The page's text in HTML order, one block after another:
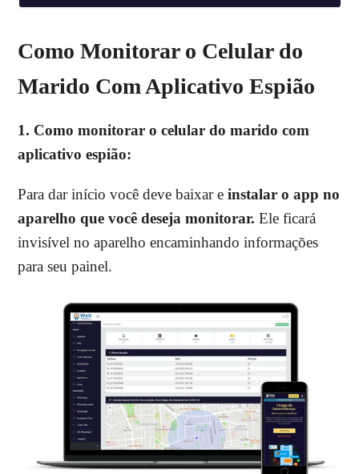
Como Monitorar o Celular do
Marido Com Aplicativo Espião
1. Como monitorar o celular do marido com
aplicativo espião:
Para dar início você deve baixar einstalar o app no
aparelho que você deseja monitorar. Ele ficará
invisível no aparelho encaminhando informações
para seu painel.